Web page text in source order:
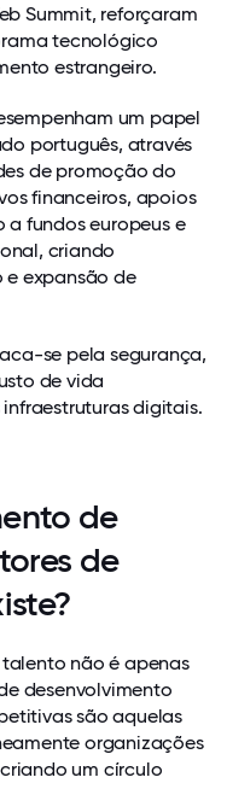
Summit, reforçaram
tecnológico
estrangeiro.
um papel
português, através
de promoção do
financeiros, apoios
fundos europeus e
criando
expansão de
se pela segurança,
de vida
digitais.
de
de
não é apenas
desenvolvimento
são aquelas
organizações
um círculo